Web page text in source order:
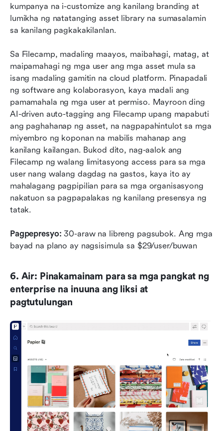
kumpanya na i-customize ang kanilang branding at
lumikha ng natatanging asset library na sumasalamin
sa kanilang pagkakakilanlan.
Sa Filecamp, madaling maayos, maibahagi, matag, at
maipamahagi ng mga user ang mga asset mula sa
isang madaling gamitin na cloud platform. Pinapadali
ng software ang kolaborasyon, kaya madali ang
pamamahala ng mga user at permiso. Mayroon ding
AI-driven auto-tagging ang Filecamp upang mapabuti
ang paghahanap ng asset, na nagpapahintulot sa mga
miyembro ng koponan na mabilis mahanap ang
kanilang kailangan. Bukod dito, nag-aalok ang
Filecamp ng walang limitasyong access para sa mga
user nang walang dagdag na gastos, kaya ito ay
mahalagang pagpipilian para sa mga organisasyong
nakatuon sa pagpapalakas ng kanilang presensya ng
tatak.
Pagpepresyo: 30-araw na libreng pagsubok. Ang mga
bayad na plano ay nagsisimula sa $29/user/buwan
6. Air: Pinakamainam para sa mga pangkat ng
enterprise na inuuna ang liksi at
pagtutulungan